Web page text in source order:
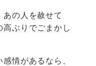
あの人を赦せて
高ぶりでごまかし
情があるなら、